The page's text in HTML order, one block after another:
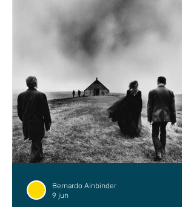
Bernardo Ainbinder
9 jun